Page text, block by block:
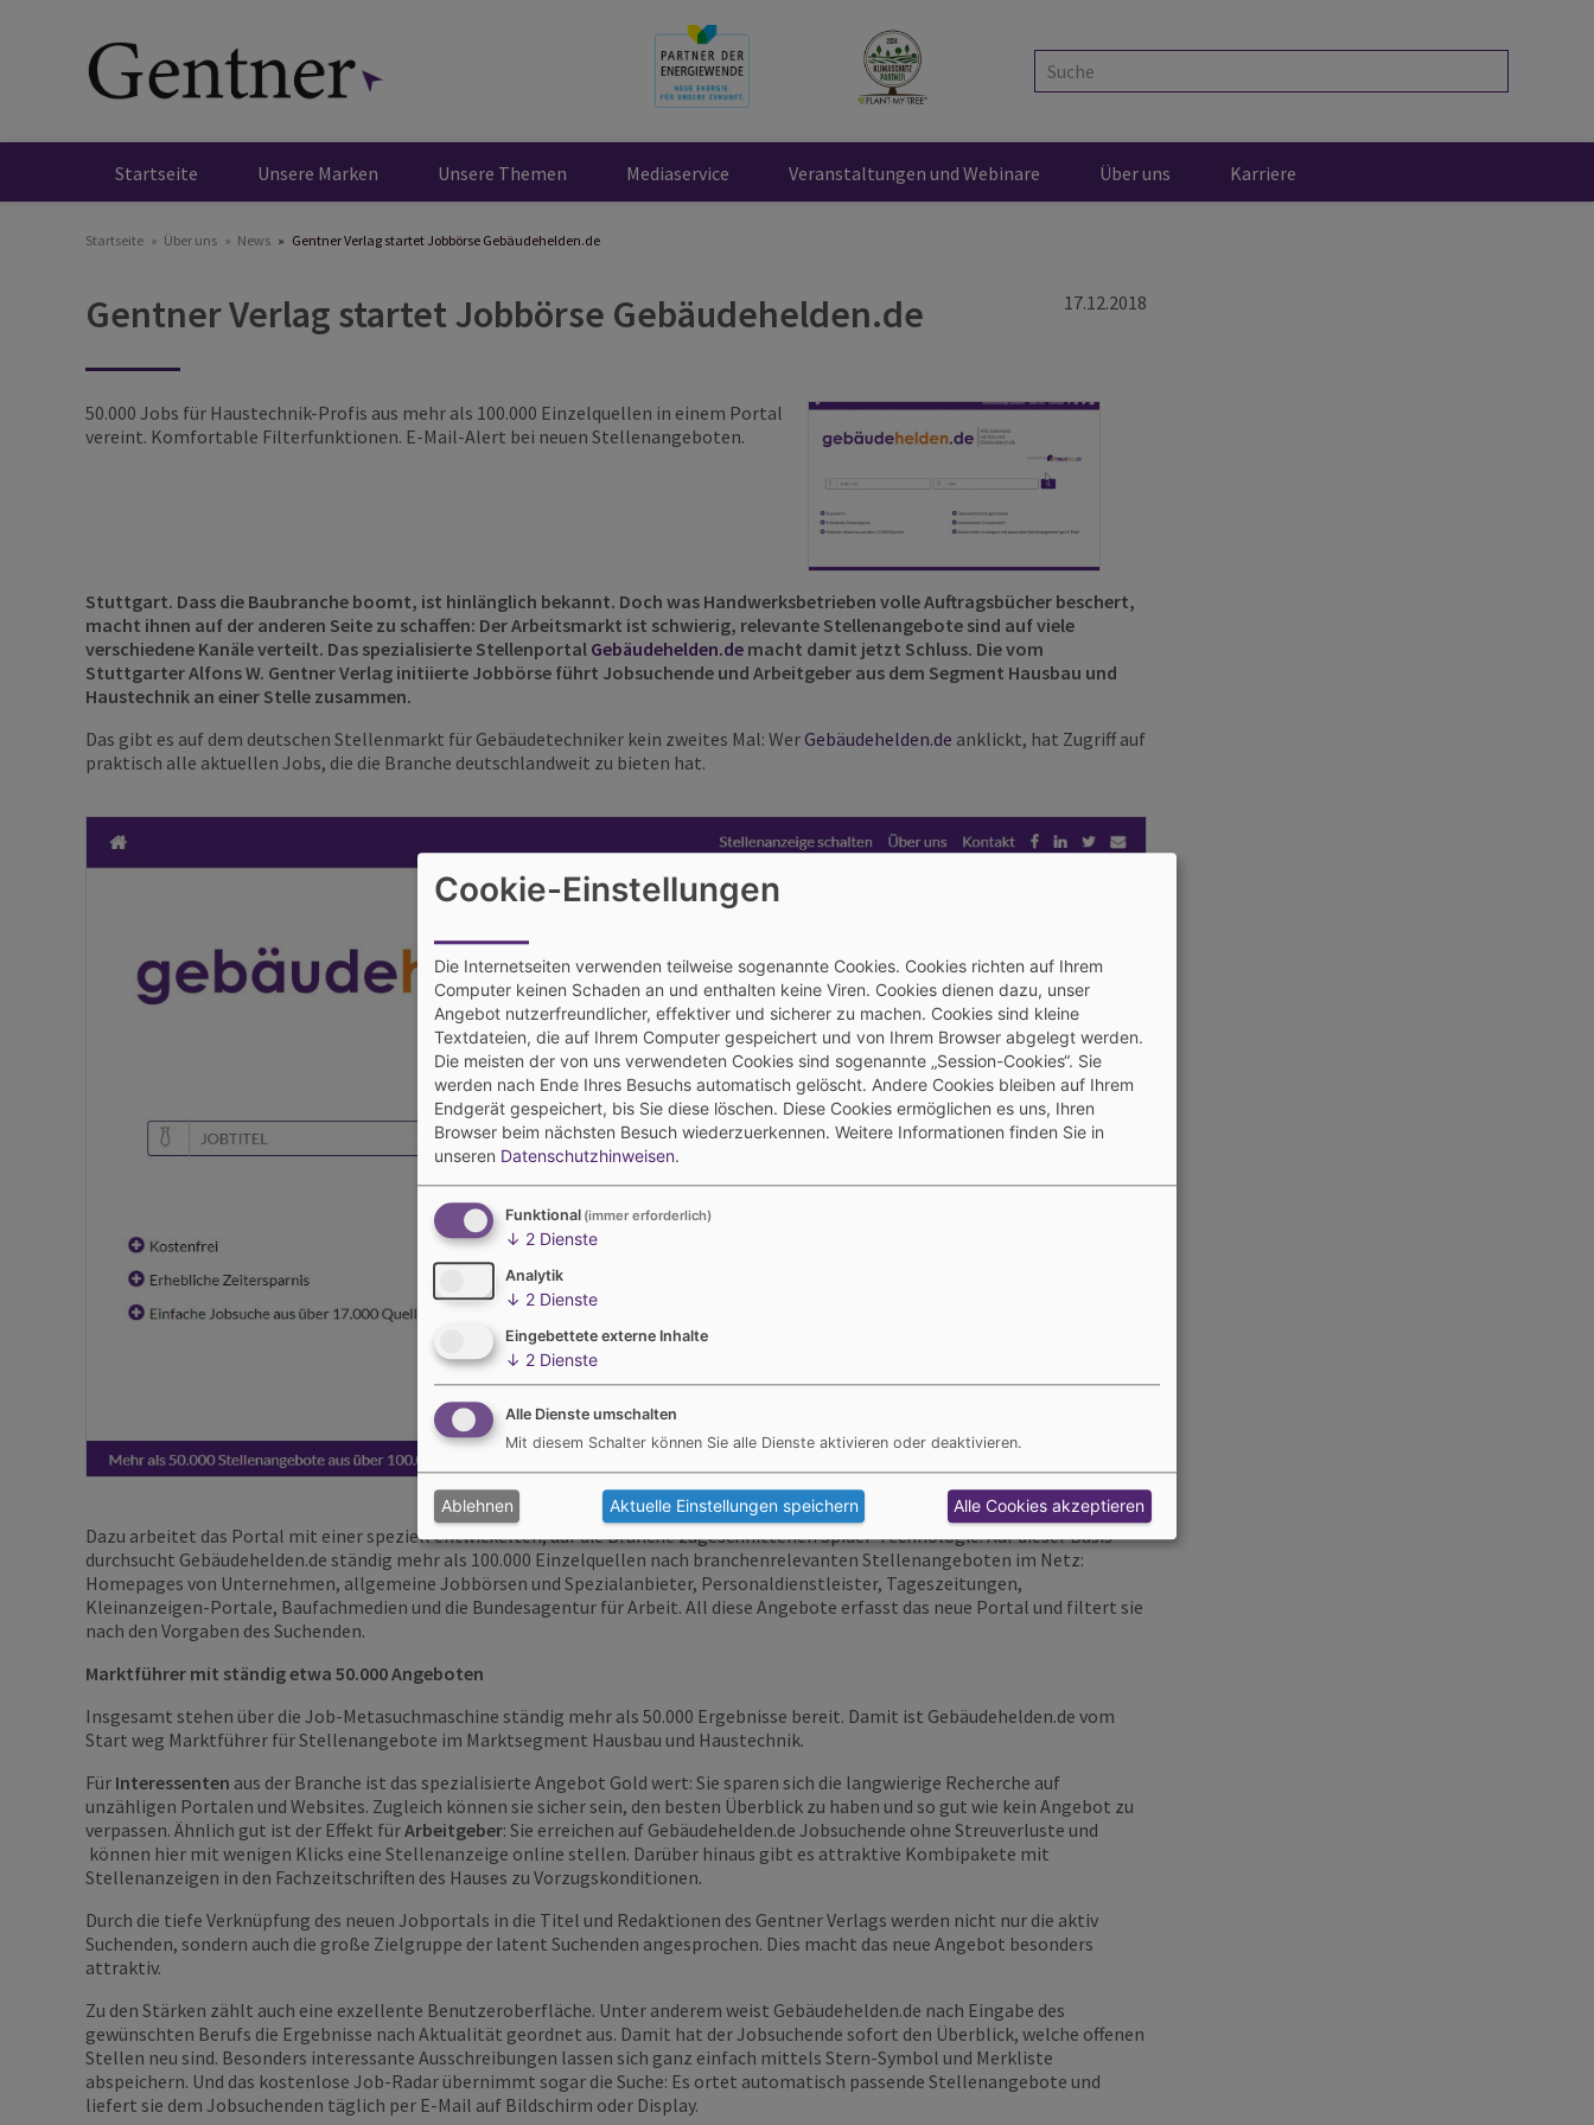
Suche
Startseite Unsere Marken Unsere Themen Mediaservice Veranstaltungen und Webinare Über uns Karriere
Startseite Über uns News Gentner Verlag startet Jobbörse Gebäudehelden.de
17.12.2018
Gentner Verlag startet Jobbörse Gebäudehelden.de
50.000 Jobs für Haustechnik-Profis aus mehr als 100.000 Einzelquellen in einem Portal
vereint. Komfortable Filterfunktionen. E-Mail-Alert bei neuen Stellenangeboten.
Stuttgart. Dass die Baubranche boomt, ist hinlänglich bekannt. Doch was Handwerksbetrieben volle Auftragsbücher beschert,
macht ihnen auf der anderen Seite zu schaffen: Der Arbeitsmarkt ist schwierig, relevante Stellenangebote sind auf viele
verschiedene Kanäle verteilt. Das spezialisierte Stellenportal Gebäudehelden.de macht damit jetzt Schluss. Die vom
Stuttgarter Alfons W. Gentner Verlag initiierte Jobbörse führt Jobsuchende und Arbeitgeber aus dem Segment Hausbau und
Haustechnik an einer Stelle zusammen.
Das gibt es auf dem deutschen Stellenmarkt für Gebäudetechniker kein zweites Mal: WerGebäudehelden.de anklickt, hat Zugriff auf
praktisch alle aktuellen Jobs, die die Branche deutschlandweit zu bieten hat.
Dazu arbeitet das Portal mit einer speziell entwickelten, auf die Branche zugeschnittenen Spider-Technologie. Auf dieser Basis
durchsucht Gebäudehelden.de ständig mehr als 100.000 Einzelquellen nach branchenrelevanten Stellenangeboten im Netz:
Homepages von Unternehmen, allgemeine Jobbörsen und Spezialanbieter, Personaldienstleister, Tageszeitungen,
Kleinanzeigen-Portale, Baufachmedien und die Bundesagentur für Arbeit. All diese Angebote erfasst das neue Portal und filtert sie
nach den Vorgaben des Suchenden.
Marktführer mit ständig etwa 50.000 Angeboten
Insgesamt stehen über die Job-Metasuchmaschine ständig mehr als 50.000 Ergebnisse bereit. Damit ist Gebäudehelden.de vom
Start weg Marktführer für Stellenangebote im Marktsegment Hausbau und Haustechnik.
Für Interessenten aus der Branche ist das spezialisierte Angebot Gold wert: Sie sparen sich die langwierige Recherche auf
unzähligen Portalen und Websites. Zugleich können sie sicher sein, den besten Überblick zu haben und so gut wie kein Angebot zu
verpassen. Ähnlich gut ist der Effekt fürArbeitgeber: Sie erreichen auf Gebäudehelden.de Jobsuchende ohne Streuverluste und
können hier mit wenigen Klicks eine Stellenanzeige online stellen. Darüber hinaus gibt es attraktive Kombipakete mit
Stellenanzeigen in den Fachzeitschriften des Hauses zu Vorzugskonditionen.
Durch die tiefe Verknüpfung des neuen Jobportals in die Titel und Redaktionen des Gentner Verlags werden nicht nur die aktiv
Suchenden, sondern auch die große Zielgruppe der latent Suchenden angesprochen. Dies macht das neue Angebot besonders
attraktiv.
Zu den Stärken zählt auch eine exzellente Benutzeroberfläche. Unter anderem weist Gebäudehelden.de nach Eingabe des
gewünschten Berufs die Ergebnisse nach Aktualität geordnet aus. Damit hat der Jobsuchende sofort den Überblick, welche offenen
Stellen neu sind. Besonders interessante Ausschreibungen lassen sich ganz einfach mittels Stern-Symbol und Merkliste
abspeichern. Und das kostenlose Job-Radar übernimmt sogar die Suche: Es ortet automatisch passende Stellenangebote und
liefert sie dem Jobsuchenden täglich per E-Mail auf Bildschirm oder Display.
Cookie-Einstellungen
Die Internetseiten verwenden teilweise sogenannte Cookies. Cookies richten auf Ihrem
Computer keinen Schaden an und enthalten keine Viren. Cookies dienen dazu, unser
Angebot nutzerfreundlicher, effektiver und sicherer zu machen. Cookies sind kleine
Textdateien, die auf Ihrem Computer gespeichert und von Ihrem Browser abgelegt werden.
Die meisten der von uns verwendeten Cookies sind sogenannte „Session-Cookies“. Sie
werden nach Ende Ihres Besuchs automatisch gelöscht. Andere Cookies bleiben auf Ihrem
Endgerät gespeichert, bis Sie diese löschen. Diese Cookies ermöglichen es uns, Ihren
Browser beim nächsten Besuch wiederzuerkennen. Weitere Informationen finden Sie in
unseren Datenschutzhinweisen.
Funktional (immer erforderlich)
↓ 2 Dienste
Analytik
↓ 2 Dienste
Eingebettete externe Inhalte
↓ 2 Dienste
Alle Dienste umschalten
Mit diesem Schalter können Sie alle Dienste aktivieren oder deaktivieren.
Ablehnen Aktuelle Einstellungen speichern Alle Cookies akzeptieren